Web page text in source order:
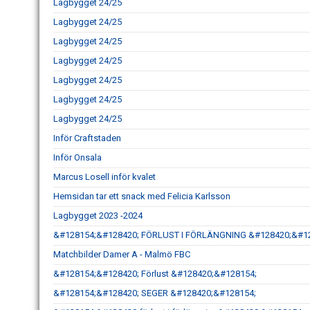
Lagbygget 24/25
Lagbygget 24/25
Lagbygget 24/25
Lagbygget 24/25
Lagbygget 24/25
Lagbygget 24/25
Lagbygget 24/25
Inför Craftstaden
Inför Onsala
Marcus Losell inför kvalet
Hemsidan tar ett snack med Felicia Karlsson
Lagbygget 2023 -2024
&#128154;&#128420; FÖRLUST I FÖRLÄNGNING
Matchbilder Damer A - Malmö FBC
&#128154;&#128420; Förlust &#128420;&#128154;
&#128154;&#128420; SEGER &#128420;&#128154;